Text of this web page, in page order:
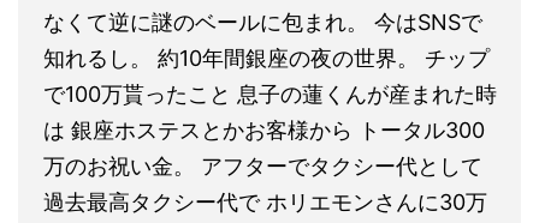
なくて逆に謎のベールに包まれ。 今はSNSで
知れるし。 約10年間銀座の夜の世界。 チップ
で100万貰ったこと 息子の蓮くんが産まれた時
は 銀座ホステスとかお客様から トータル300
万のお祝い金。 アフターでタクシー代として
過去最高タクシー代で ホリエモンさんに30万